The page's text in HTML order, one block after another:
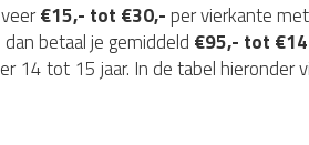
€15,- tot €30,- per vierkante
betaal je gemiddeld €95,- tot
14 tot 15 jaar. In de tabel hieronder